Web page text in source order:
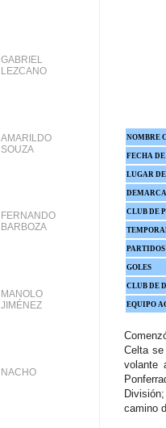
NOMBRE
FECHA
LUGAR
CLUB DE
PARTIDOS
GOLES
CLUB DE
EQUIPO
Celta
volante
camino
GABRIEL
LEZCANO
AMARILDO
SOUZA
FERNANDO
BARBOZA
MANOLO
JIMÉNEZ
NACHO